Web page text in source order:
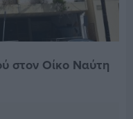
στον Οίκο Ναύτη